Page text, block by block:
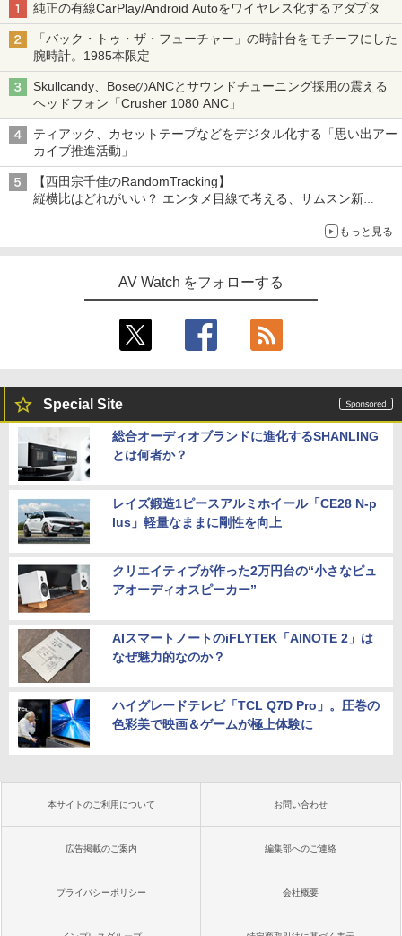
純正の有線CarPlay/Android Autoをワイヤレス化するアダプタ
「バック・トゥ・ザ・フューチャー」の時計台をモチーフにした
腕時計。1985本限定
Skullcandy、BoseのANCとサウンドチューニング採用の震える
ヘッドフォン「Crusher 1080 ANC」
ティアック、カセットテープなどをデジタル化する「思い出アー
カイブ推進活動」
【西田宗千佳のRandomTracking】
縦横比はどれがいい？ エンタメ目線で考える、サムスン新
もっと見る
AV Watch をフォローする
Special Site
総合オーディオブランドに進化するSHANLING
とは何者か？
レイズ鍛造1ピースアルミホイール「CE28 N-p
lus」軽量なままに剛性を向上
クリエイティブが作った2万円台の“小さなピュ
アオーディオスピーカー”
AIスマートノートのiFLYTEK「AINOTE 2」は
なぜ魅力的なのか？
ハイグレードテレビ「TCL Q7D Pro」。圧巻の
色彩美で映画＆ゲームが極上体験に
本サイトのご利用について お問い合わせ
広告掲載のご案内 編集部へのご連絡
プライバシーポリシー 会社概要